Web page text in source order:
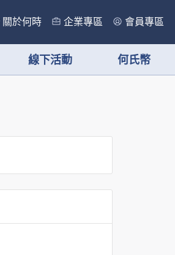
關於何時 企業專區 會員專區
線下活動 何氏幣